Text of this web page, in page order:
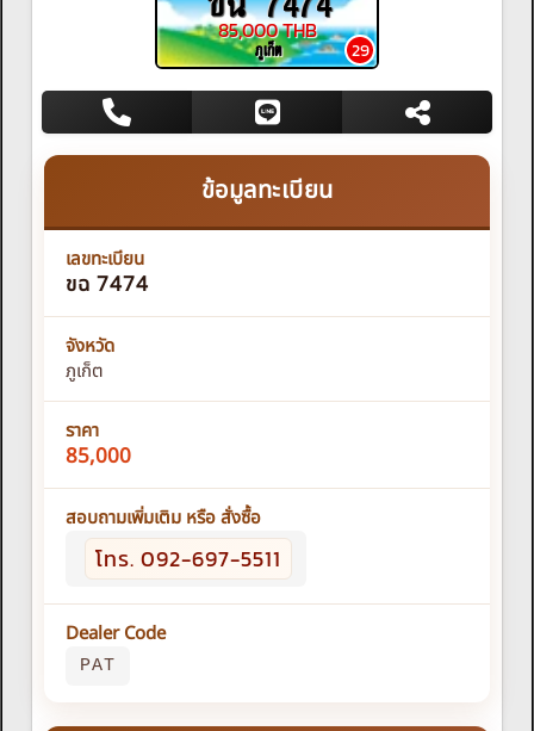
29
85,000 THB
ภูเก็ต
ข้อมูลทะเบียน
เลขทะเบียน
ขฉ 7474
จังหวัด
ภูเก็ต
ราคา
85,000
สอบถามเพิ่มเติม หรือ สั่งซื้อ
โทร. 092-697-5511
Dealer Code
PAT